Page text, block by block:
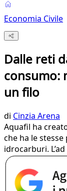
Economia Civile
Dalle reti
consumo:
un filo
di Cinzia Arena
Aquafil ha
che ha le
idrocarburi.